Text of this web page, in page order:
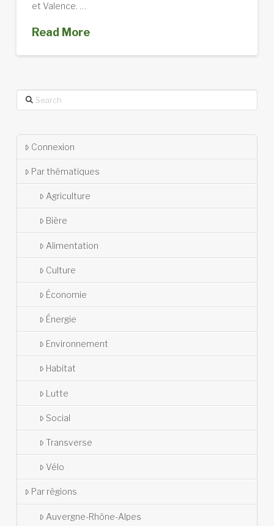
et Valence. …
Read More
Search
Connexion
Par thématiques
Agriculture
Bière
Alimentation
Culture
Économie
Énergie
Environnement
Habitat
Lutte
Social
Transverse
Vélo
Par régions
Auvergne-Rhône-Alpes